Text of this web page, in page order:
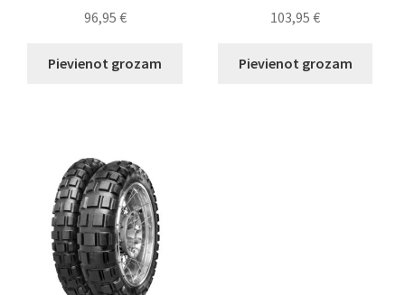
96,95 €
Pievienot grozam
103,95€
Pievienot grozam